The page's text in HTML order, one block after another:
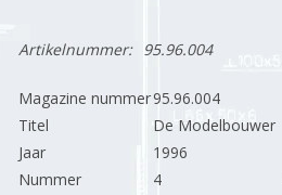
Artikelnummer: 95.96.004
Magazine nummer95.96.004
Titel
De Modelbouwer
Jaar
1996
Nummer
4